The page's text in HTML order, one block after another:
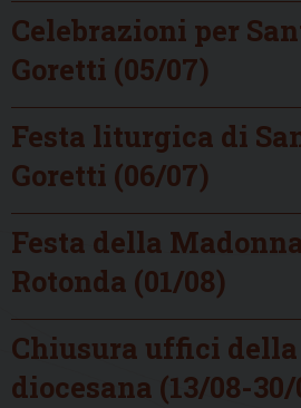
Celebrazioni per
Goretti (05/07)
Festa liturgica di
Goretti (06/07)
Festa della
Rotonda (01/08)
Chiusura uffici
diocesana (13/08-30/